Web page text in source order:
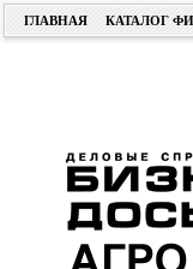
ГЛАВНАЯ КАТАЛОГ